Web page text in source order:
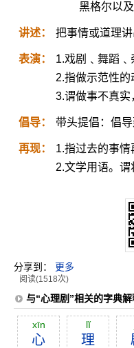
黑格尔以
讲述： 把事情或道理
表演：
1.戏剧﹑舞蹈
2.指做示范性的
3.谓做事不真实
倡导： 带头提倡：倡
再现：
1.指过去的事情
2.文学用语。
分享到： 更多
阅读(1518次)
与“心理剧”相关的字典解
xīn
心
lĭ
理